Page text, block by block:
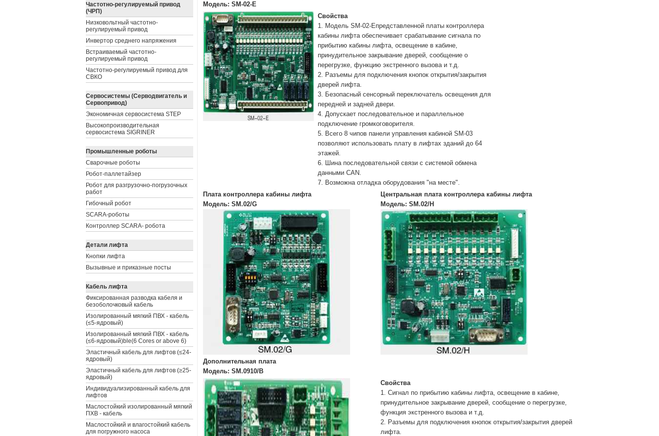
Модель: SM-02-E
Свойства
1. Модель SM-02-Eпредставленной платы контроллера
кабины лифта обеспечивает срабатывание сигнала по
прибытию кабины лифта, освещение в кабине,
принудительное закрывание дверей, сообщение о
перегрузке, функцию экстренного вызова и т.д.
2. Разъемы для подключения кнопок открытия/закрытия
дверей лифта.
3. Безопасный сенсорный переключатель освещения для
передней и задней двери.
4. Допускает последовательное и параллельное
подключение громкоговорителя.
5. Всего 8 чипов панели управления кабиной SM-03
позволяют использовать плату в лифтах зданий до 64
этажей.
6. Шина последовательной связи с системой обмена
данными CAN.
7. Возможна отладка оборудования "на месте".
Плата контроллера кабины лифта
Модель: SM.02/G
Центральная плата контроллера кабины лифта
Модель: SM.02/H
Дополнительная плата
Модель: SM.0910/B
Свойства
1. Сигнал по прибытию кабины лифта, освещение в кабине,
принудительное закрывание дверей, сообщение о перегрузке,
функция экстренного вызова и т.д.
2. Разъемы для подключения кнопок открытия/закрытия дверей
лифта.
Частотно-регулируемый привод
(ЧРП)
Низковольтный частотно-
регулируемый привод
Инвертор среднего напряжения
Встраиваемый частотно-
регулируемый привод
Частотно-регулируемый привод для
СВКО
Сервосистемы (Серводвигатель и
Сервопривод)
Экономичная сервосистема STEP
Высокопроизводительная
сервосистема SIGRINER
Промышленные роботы
Сварочные роботы
Робот-паллетайзер
Робот для разгрузочно-погрузочных
работ
Гибочный робот
SCARA-роботы
Контроллер SCARA- робота
Детали лифта
Кнопки лифта
Вызывные и приказные посты
Кабель лифта
Фиксированная разводка кабеля и
безоболочковый кабель
Изолированный мягкий ПВХ - кабель
(≤5-ядровый)
Изолированный мягкий ПВХ - кабель
(≤6-ядровый)ble(6 Cores or above 6)
Эластичный кабель для лифтов (≤24-
ядровый)
Эластичный кабель для лифтов (≥25-
ядровый)
Индивидуализированный кабель для
лифтов
Маслостойкий изолированный мягкий
ПХВ - кабель
Маслостойкий и влагостойкий кабель
для погружного насоса